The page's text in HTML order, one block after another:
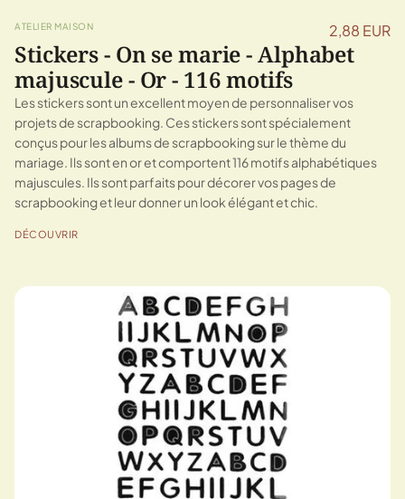
ATELIER MAISON 2,88 EUR
Stickers - On se marie - Alphabet
majuscule - Or - 116 motifs
Les stickers sont un excellent moyen de personnaliser vos
projets de scrapbooking. Ces stickers sont spécialement
conçus pour les albums de scrapbooking sur le thème du
mariage. Ils sont en or et comportent 116 motifs alphabétiques
majuscules. Ils sont parfaits pour décorer vos pages de
scrapbooking et leur donner un look élégant et chic.
DÉCOUVRIR